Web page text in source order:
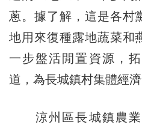
蔥。據了解，這是各村
地用來復種露地蔬菜和
一步盤活閒置資源，
道，為長城鎮村集體經
涼州區長城鎮農業